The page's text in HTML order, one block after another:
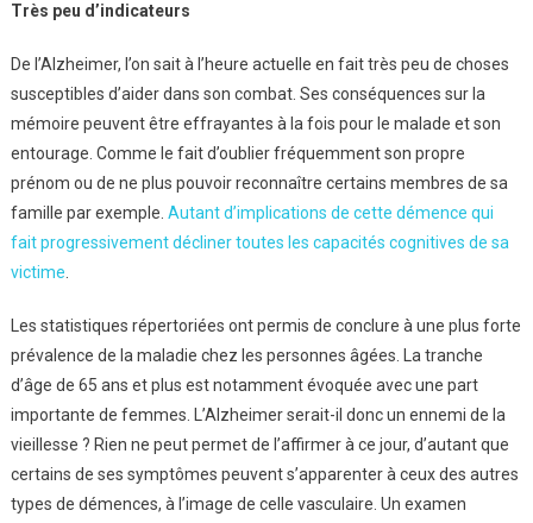
Très peu d’indicateurs
De l’Alzheimer, l’on sait à l’heure actuelle en fait très peu de choses
susceptibles d’aider dans son combat. Ses conséquences sur la
mémoire peuvent être effrayantes à la fois pour le malade et son
entourage. Comme le fait d’oublier fréquemment son propre
prénom ou de ne plus pouvoir reconnaître certains membres de sa
famille par exemple. Autant d’implications de cette démence qui
fait progressivement décliner toutes les capacités cognitives de sa
victime
Les statistiques répertoriées ont permis de conclure à une plus forte
prévalence de la maladie chez les personnes âgées. La tranche
d’âge de 65 ans et plus est notamment évoquée avec une part
importante de femmes. L’Alzheimer serait-il donc un ennemi de la
vieillesse ? Rien ne peut permet de l’affirmer à ce jour, d’autant que
certains de ses symptômes peuvent s’apparenter à ceux des autres
types de démences, à l’image de celle vasculaire. Un examen